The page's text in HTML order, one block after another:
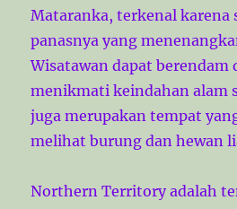
Mataranka, terkenal karena
panasnya yang
Wisatawan dapat berendam
menikmati keindahan alam
juga merupakan tempat
melihat burung dan hewan
Northern Territory adalah